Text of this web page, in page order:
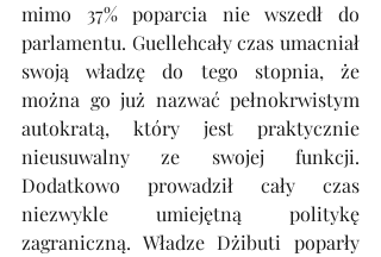
mimo 37% poparcia nie wszedł do
parlamentu. Guellehcały czas umacniał
swoją władzę do tego stopnia, że
można go już nazwać pełnokrwistym
autokratą, który jest praktycznie
nieusuwalny ze swojej funkcji.
Dodatkowo prowadził cały czas
niezwykle umiejętną politykę